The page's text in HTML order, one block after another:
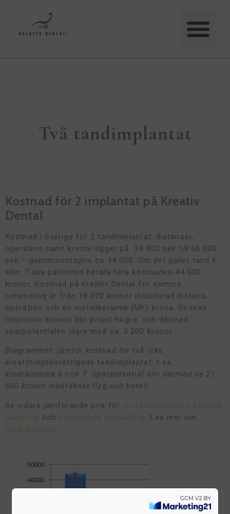
Två tandimplantat
Kostnad för 2 implantat på Kreativ
Dental
Kostnad i Sverige för 2 tandimplantat, distanser,
operation samt kronor ligger på 34 000 sek till 60 000
sek – genomsnittspris ca 44 000. Om det gäller tand 6
eller 7 ska patienten betala hela kostnaden 44 000
kronor. Kostnad på Kreativ Dental för samma
behandling är från 18 020 kronor inkluderad distans,
operation och en metallkeramik (MK) krona. Önskas
helporslin kronor, blir priset högre, och därmed
sparpotentialen lägre med ca. 3.200 kronor.
Diagrammet jämför kostnad för två icke
ersättningsberättigade tandimplantat, t.ex.
kindtänderna 6 och 7. Sparpotential blir därmed ca 21
600 kronor inberäknat flyg och hotell.
Se vidare jämförande pris för ett tandimplantat, estetisk
tandvård och omfattande behandling. Läs mer om
tandimplantat.